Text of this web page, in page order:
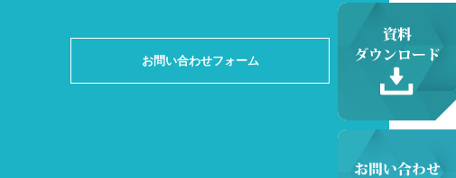
お問い合わせフォーム